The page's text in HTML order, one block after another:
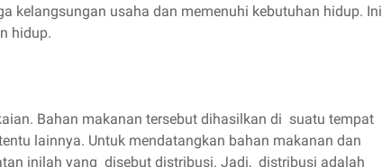
kelangsungan usaha dan memenuhi kebutuhan hidup. Ini
hidup.
Bahan makanan tersebut dihasilkan di suatu tempat
lainnya. Untuk mendatangkan bahan makanan dan
inilah yang disebut distribusi. Jadi, distribusi adalah